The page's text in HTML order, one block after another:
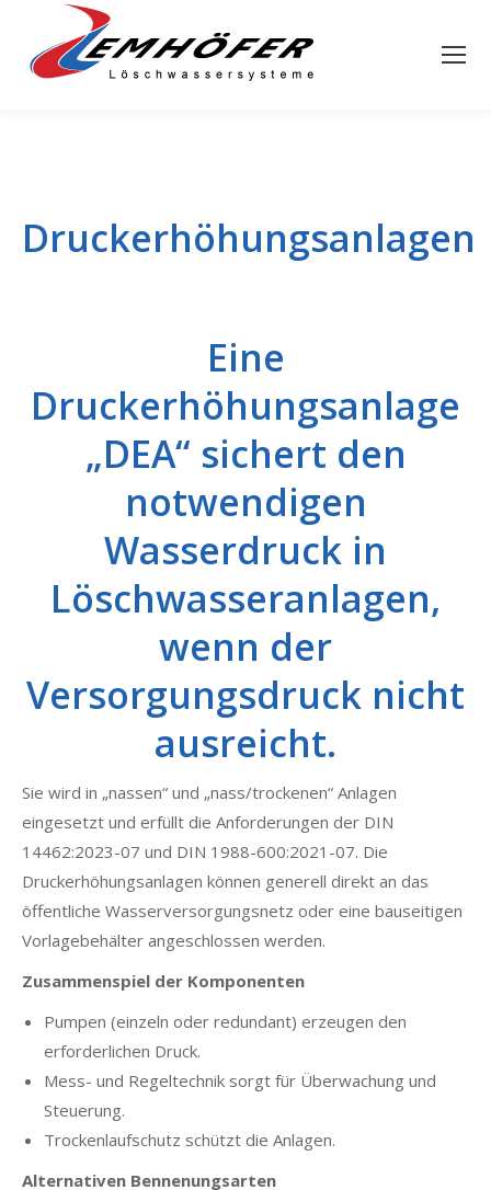
Druckerhöhungsanlagen
Eine
Druckerhöhungsanlage
„DEA“ sichert den
notwendigen
Wasserdruck in
Löschwasseranlagen,
wenn der
Versorgungsdruck nicht
ausreicht.
Sie wird in „nassen“ und „nass/trockenen“ Anlagen
eingesetzt und erfüllt die Anforderungen der DIN
14462:2023-07 und DIN 1988-600:2021-07. Die
Druckerhöhungsanlagen können generell direkt an das
öffentliche Wasserversorgungsnetz oder eine bauseitigen
Vorlagebehälter angeschlossen werden.
Zusammenspiel der Komponenten
Pumpen (einzeln oder redundant) erzeugen den
erforderlichen Druck.
Mess- und Regeltechnik sorgt für Überwachung und
Steuerung.
Trockenlaufschutz schützt die Anlagen.
Alternativen Bennenungsarten